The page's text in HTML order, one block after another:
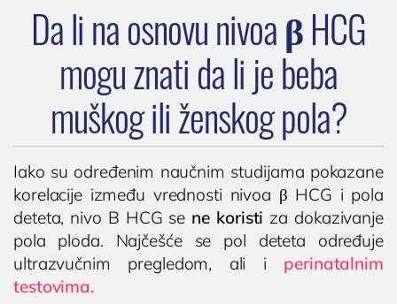
Da li na osnovu nivoa β HCG
mogu znati da li je beba
muškog ili ženskog pola?
Iako su određenim naučnim studijama pokazane
korelacije između vrednosti nivoa β HCG i pola
deteta, nivo B HCG se ne koristi za dokazivanje
pola ploda. Najčešće se pol deteta određuje
ultrazvučnim pregledom, ali i perinatalnim
testovima.